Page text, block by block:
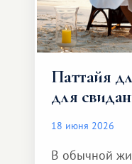
Паттайя
для
18 июня 2026
В обычной